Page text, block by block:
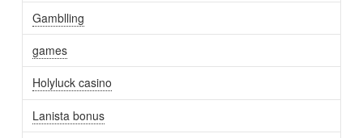
Gamblling
games
Holyluck casino
Lanista bonus